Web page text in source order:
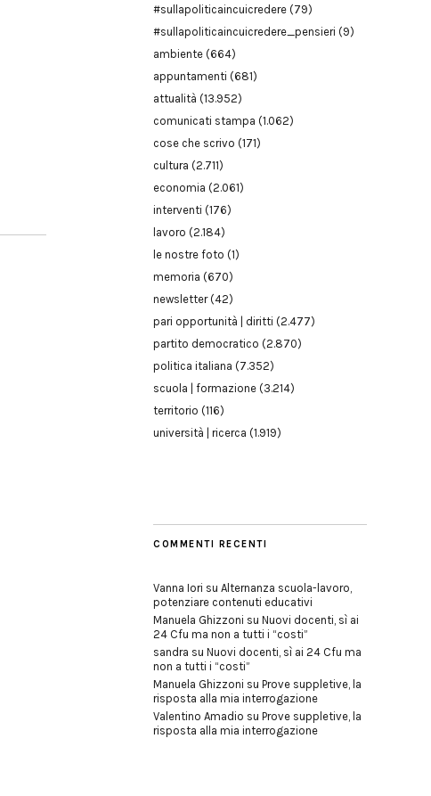
#sullapoliticaincuicredere (79)
#sullapoliticaincuicredere_pensieri (9)
ambiente (664)
appuntamenti (681)
attualità (13.952)
comunicati stampa (1.062)
cose che scrivo (171)
cultura (2.711)
economia (2.061)
interventi (176)
lavoro (2.184)
le nostre foto (1)
memoria (670)
newsletter(42)
pari opportunità | diritti (2.477)
partito democratico (2.870)
politica italiana (7.352)
scuola | formazione (3.214)
territorio (116)
università | ricerca (1.919)
COMMENTI RECENTI
Vanna Iori su Alternanza scuola-lavoro,
potenziare contenuti educativi
Manuela Ghizzoni su Nuovi docenti, sì ai
24 Cfu ma non a tutti i “costi”
sandra su Nuovi docenti, sì ai 24 Cfu ma
non a tutti i “costi”
Manuela Ghizzoni su Prove suppletive, la
risposta alla mia interrogazione
Valentino Amadio su Prove suppletive, la
risposta alla mia interrogazione